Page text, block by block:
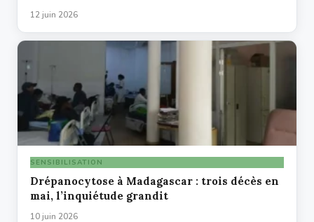
12 juin 2026
SENSIBILISATION
Drépanocytose à Madagascar : trois décès en
mai, l’inquiétude grandit
10 juin 2026